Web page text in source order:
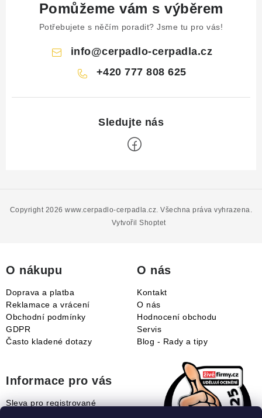
Pomůžeme vám s výběrem
Potřebujete s něčím poradit? Jsme tu pro vás!
info@cerpadlo-cerpadla.cz
+420 777 808 625
Vytvořil Shoptet
Copyright 2026www.cerpadlo-cerpadla.cz . Všechna práva vyhrazena.
O nákupu
Doprava a platba
Reklamace a vrácení
Obchodní podmínky
GDPR
Často kladené dotazy
O nás
Kontakt
O nás
Hodnocení obchodu
Servis
Blog - Rady a tipy
Informace pro vás
Sleva pro registrované